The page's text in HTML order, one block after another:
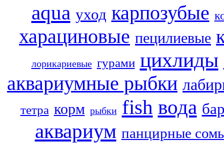
aqua уход карпозубые
харациновые пецилиевые
лорикариевые гурами цихлиды
аквариумные рыбки
тетра корм рыбки fish вода
аквариум панцирные